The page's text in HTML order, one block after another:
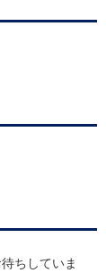
ちしていま